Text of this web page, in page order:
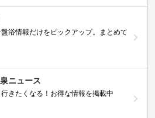
浴情報だけをピックアップ。まとめて
ニュース
きたくなる！お得な情報を掲載中